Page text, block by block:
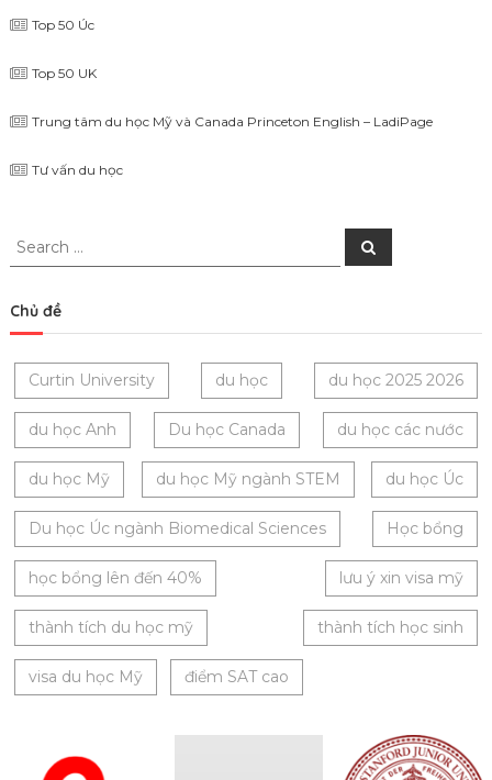
Top 50 Úc
Top 50 UK
Trung tâm du học Mỹ và Canada Princeton English – LadiPage
Tư vấn du học
Search
Search
Chủ đề
Curtin University du học du học 2025 2026
du học Anh Du học Canada du học các nước
du học Mỹ du học Mỹ ngành STEM du học Úc
Du học Úc ngành Biomedical Sciences Học bổng
học bổng lên đến 40% lưu ý xin visa mỹ
thành tích du học mỹ thành tích học sinh
visa du học Mỹ điểm SAT cao